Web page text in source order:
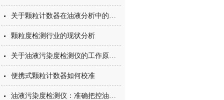
关于颗粒计数器在油液分析中的应用
颗粒度检测行业的现状分析
关于油液污染度检测仪的工作原理，你知道多少？
便携式颗粒计数器如何校准
油液污染度检测仪：准确把控油液质量的关键仪器